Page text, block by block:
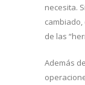
necesita.
de las
Además